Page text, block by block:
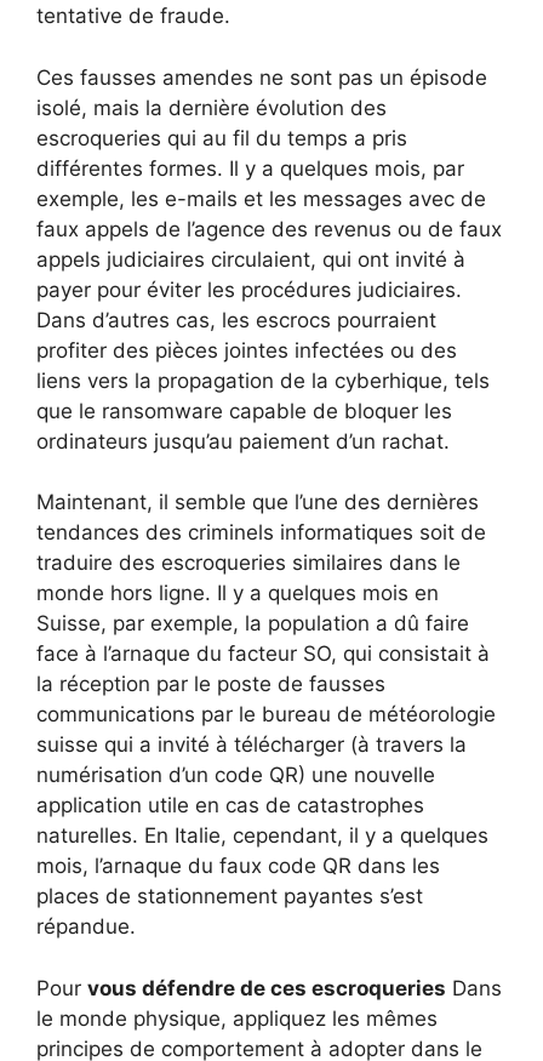
tentative de fraude.
Ces fausses amendes ne sont pas un épisode
isolé, mais la dernière évolution des
escroqueries qui au fil du temps a pris
différentes formes. Il y a quelques mois, par
exemple, les e-mails et les messages avec de
faux appels de l’agence des revenus ou de faux
appels judiciaires circulaient, qui ont invité à
payer pour éviter les procédures judiciaires.
Dans d’autres cas, les escrocs pourraient
profiter des pièces jointes infectées ou des
liens vers la propagation de la cyberhique, tels
que le ransomware capable de bloquer les
ordinateurs jusqu’au paiement d’un rachat.
Maintenant, il semble que l’une des dernières
tendances des criminels informatiques soit de
traduire des escroqueries similaires dans le
monde hors ligne. Il y a quelques mois en
Suisse, par exemple, la population a dû faire
face à l’arnaque du facteur SO, qui consistait à
la réception par le poste de fausses
communications par le bureau de météorologie
suisse qui a invité à télécharger (à travers la
numérisation d’un code QR) une nouvelle
application utile en cas de catastrophes
naturelles. En Italie, cependant, il y a quelques
mois, l’arnaque du faux code QR dans les
places de stationnement payantes s’est
répandue.
Pour vous défendre de ces escroqueries Dans
le monde physique, appliquez les mêmes
principes de comportement à adopter dans le